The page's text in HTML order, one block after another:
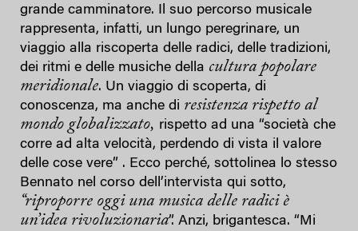
grande camminatore. Il suo percorso musicale
rappresenta, infatti, un lungo peregrinare, un
viaggio alla riscoperta delle radici, delle tradizioni,
dei ritmi e delle musiche della cultura popolare
meridionale. Un viaggio di scoperta, di
conoscenza, ma anche di resistenza rispetto al
mondo globalizzato, rispetto ad una “società che
corre ad alta velocità, perdendo di vista il valore
delle cose vere” . Ecco perché, sottolinea lo stesso
Bennato nel corso dell’intervista qui sotto,
“riproporre oggi una musica delle radici è
un’idea rivoluzionaria”. Anzi, brigantesca. “Mi